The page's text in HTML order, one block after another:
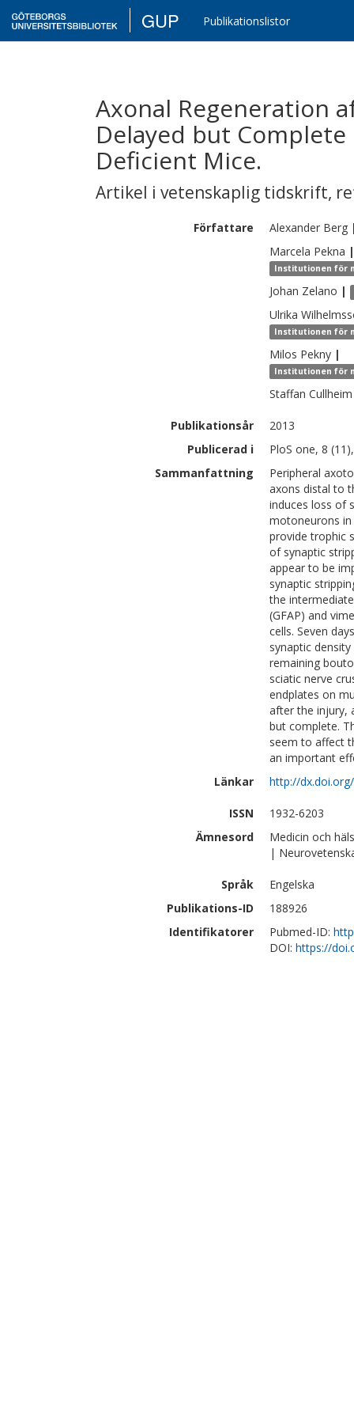
GUP Publikationslistor
Axonal Regeneration
Delayed but
Deficient Mice.
Artikel i vetenskaplig tidskrift,
Författare Alexander Berg
Marcela Pekna |
Institutionen för
Johan Zelano |
Ulrika
Institutionen för
Milos Pekny |
Institutionen för
Staffan Cullheim
Publikationsår
2013
Publicerad i
PloS one, 8
Sammanfattning
Peripheral
axons distal to
induces loss of
motoneurons in
provide trophic
of synaptic
appear to be
synaptic
the
(GFAP) and
cells. Seven
synaptic
remaining
sciatic nerve
endplates on
after the injury,
but complete.
seem to affect
an important
Länkar
http://
ISSN
1932-6203
Ämnesord
Medicin och
|
Språk
Engelska
Publikations-ID
188926
Identifikatorer
Pubmed-ID:
DOI: https://